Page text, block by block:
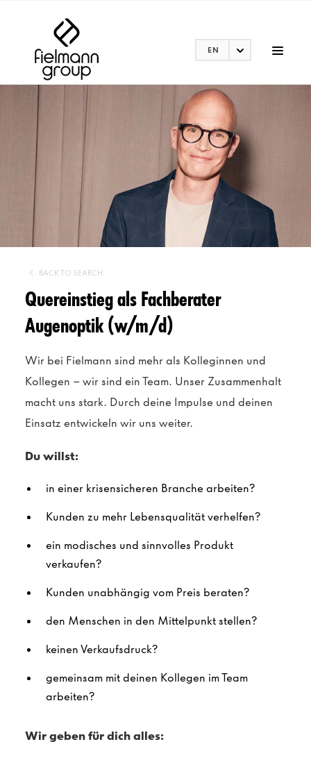
EN
BACK TO SEARCH
Quereinstieg als Fachberater
Augenoptik (w/m/d)
Wir bei Fielmann sind mehr als Kolleginnen und
Kollegen – wir sind ein Team. Unser Zusammenhalt
macht uns stark. Durch deine Impulse und deinen
Einsatz entwickeln wir uns weiter.
Du willst:
in einer krisensicheren Branche arbeiten?
Kunden zu mehr Lebensqualität verhelfen?
ein modisches und sinnvolles Produkt
verkaufen?
Kunden unabhängig vom Preis beraten?
den Menschen in den Mittelpunkt stellen?
keinen Verkaufsdruck?
gemeinsam mit deinen Kollegen im Team
arbeiten?
Wir geben für dich alles: